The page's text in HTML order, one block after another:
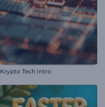
Krypto Tech Intro